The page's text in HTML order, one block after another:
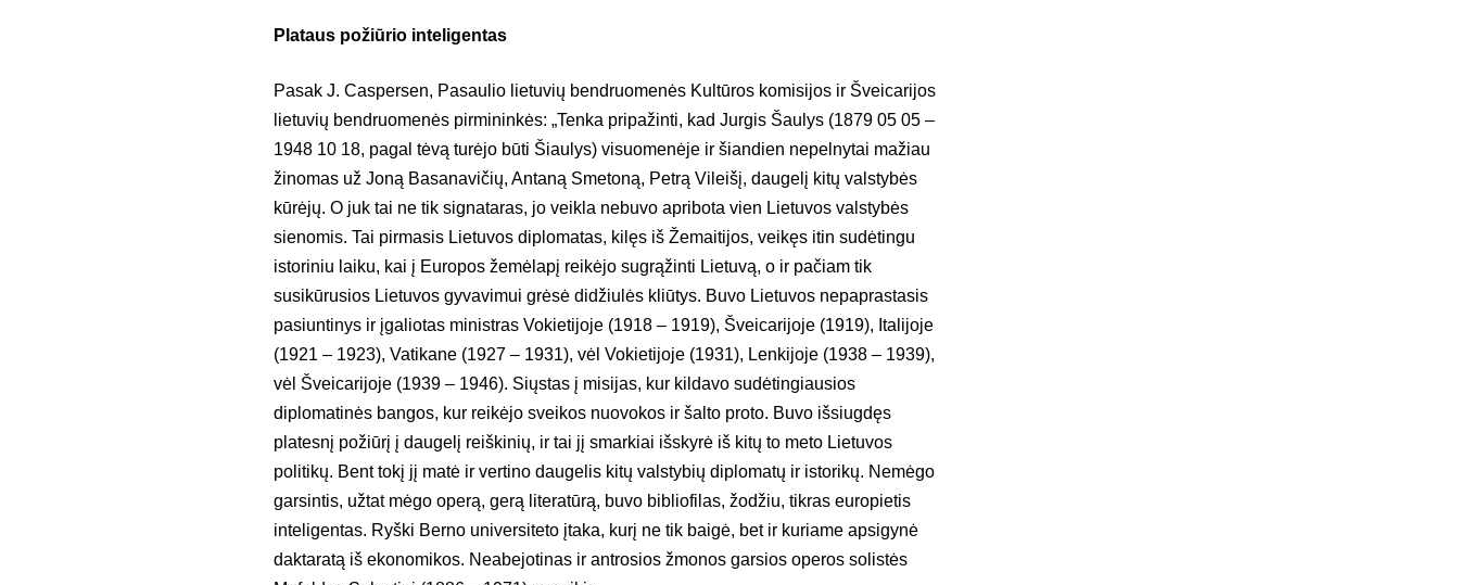
Plataus požiūrio inteligentas
Pasak J. Caspersen, Pasaulio lietuvių bendruomenės Kultūros komisijos ir Šveicarijos
lietuvių bendruomenės pirmininkės: „Tenka pripažinti, kad Jurgis Šaulys (1879 05 05 –
1948 10 18, pagal tėvą turėjo būti Šiaulys) visuomenėje ir šiandien nepelnytai mažiau
žinomas už Joną Basanavičių, Antaną Smetoną, Petrą Vileišį, daugelį kitų valstybės
kūrėjų. O juk tai ne tik signataras, jo veikla nebuvo apribota vien Lietuvos valstybės
sienomis. Tai pirmasis Lietuvos diplomatas, kilęs iš Žemaitijos, veikęs itin sudėtingu
istoriniu laiku, kai į Europos žemėlapį reikėjo sugrąžinti Lietuvą, o ir pačiam tik
susikūrusios Lietuvos gyvavimui grėsė didžiulės kliūtys. Buvo Lietuvos nepaprastasis
pasiuntinys ir įgaliotas ministras Vokietijoje (1918 – 1919), Šveicarijoje (1919), Italijoje
(1921 – 1923), Vatikane (1927 – 1931), vėl Vokietijoje (1931), Lenkijoje (1938 – 1939),
vėl Šveicarijoje (1939 – 1946). Siųstas į misijas, kur kildavo sudėtingiausios
diplomatinės bangos, kur reikėjo sveikos nuovokos ir šalto proto. Buvo išsiugdęs
platesnį požiūrį į daugelį reiškinių, ir tai jį smarkiai išskyrė iš kitų to meto Lietuvos
politikų. Bent tokį jį matė ir vertino daugelis kitų valstybių diplomatų ir istorikų. Nemėgo
garsintis, užtat mėgo operą, gerą literatūrą, buvo bibliofilas, žodžiu, tikras europietis
inteligentas. Ryški Berno universiteto įtaka, kurį ne tik baigė, bet ir kuriame apsigynė
daktaratą iš ekonomikos. Neabejotinas ir antrosios žmonos garsios operos solistės